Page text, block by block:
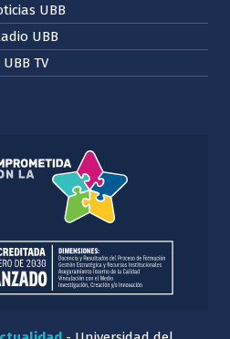
UBB
UBB
UBB TV